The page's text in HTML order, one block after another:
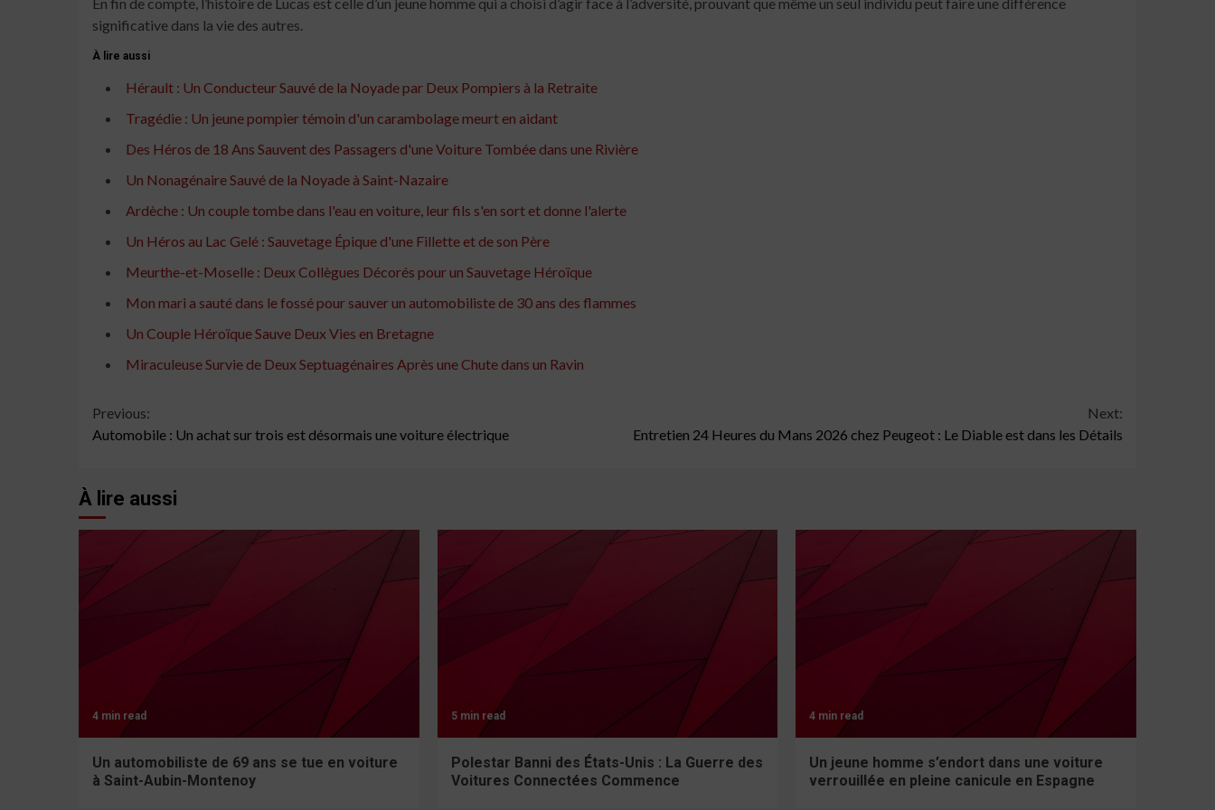
significative dans la vie des autres.
À lire aussi
Hérault : Un Conducteur Sauvé de la Noyade par Deux Pompiers à la Retraite
Tragédie : Un jeune pompier témoin d'un carambolage meurt en aidant
Des Héros de 18 Ans Sauvent des Passagers d'une Voiture Tombée dans une Rivière
Un Nonagénaire Sauvé de la Noyade à Saint-Nazaire
Ardèche : Un couple tombe dans l'eau en voiture, leur fils s'en sort et donne l'alerte
Un Héros au Lac Gelé : Sauvetage Épique d'une Fillette et de son Père
Meurthe-et-Moselle : Deux Collègues Décorés pour un Sauvetage Héroïque
Mon mari a sauté dans le fossé pour sauver un automobiliste de 30 ans des flammes
Un Couple Héroïque Sauve Deux Vies en Bretagne
Miraculeuse Survie de Deux Septuagénaires Après une Chute dans un Ravin
Continue
Previous:
Automobile : Un achat sur trois est désormais une voiture électrique
Next:
Entretien 24 Heures du Mans 2026 chez Peugeot : Le Diable est dans les Détails
À lire aussi
4 min read
Un automobiliste de 69 ans se tue en voiture
à Saint-Aubin-Montenoy
5 min read
Polestar Banni des États-Unis : La Guerre des
Voitures Connectées Commence
4 min read
Un jeune homme s’endort dans une voiture
verrouillée en pleine canicule en Espagne